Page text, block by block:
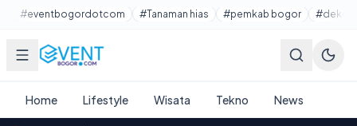
Lewati ke konten utama
#eventbogordotcom #Tanaman hias #pemkab bogor
Home Lifestyle Wisata Tekno News